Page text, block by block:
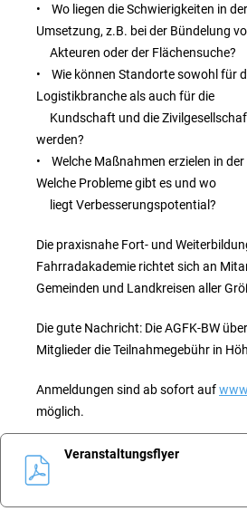
• Wo liegen die Schwierigkeiten in
Umsetzung, z.B. bei der Bündelung
Akteuren oder der Flächensuche?
• Wie können Standorte sowohl für
Logistikbranche als auch für die
Kundschaft und die
werden?
• Welche Maßnahmen erzielen in der
Welche Probleme gibt es und wo
liegt Verbesserungspotential?
Die praxisnahe Fort- und
Fahrradakademie richtet sich an
Gemeinden und Landkreisen aller
Die gute Nachricht: Die AGFK-BW
Mitglieder die Teilnahmegebühr in
Anmeldungen sind ab sofort auf
möglich.
Veranstaltungsflyer